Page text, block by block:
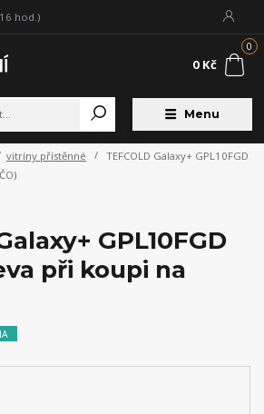
Menu
hod.)
0
0 Kč
vitríny přístěnné
TEFCOLD Galaxy+ GPL10FGD
GPL10FGD
při koupi na